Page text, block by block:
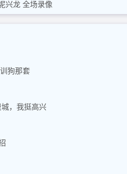
兴龙 全场录像
狗那套
，我挺高兴